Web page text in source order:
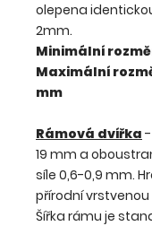
olepena
2mm.
Minimální
Maximální
mm
Rámová dvířka
19 mm a
síle 0,6-0,9 mm.
přírodní
Šířka rámu je